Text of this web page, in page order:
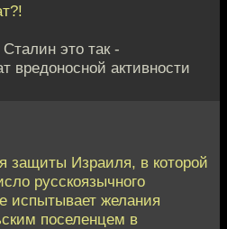
это так -
вредоносной активности
защиты Израиля, в которой
русскоязычного
испытывает желания
поселенцем в